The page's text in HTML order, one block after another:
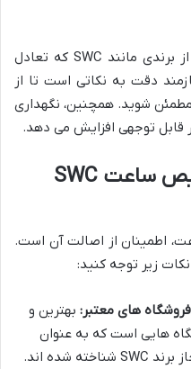
خرید یک ساعت مچی، به خصوص از برندی مانند SWC که تعادل
دقت به نکاتی است تا از
شوید. همچنین، نگهداری
توجهی افزایش می دهد.
اصالت کالا و نحوه تشخیص ساعت SWC
اطمینان از اصالت آن است.
های معتبر: بهترین و
هایی است که به عنوان
نمایندگی رسمی یا فروشنده مجاز برند SWC شناخته شده اند.